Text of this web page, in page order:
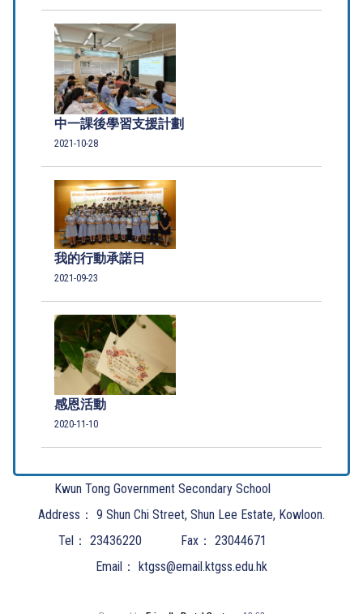
中一課後學習支援計劃
2021-10-28
我的行動承諾日
2021-09-23
感恩活動
2020-11-10
Kwun Tong Government Secondary School
Address： 9 Shun Chi Street, Shun Lee Estate, Kowloon.
Tel： 23436220 Fax： 23044671
Email：
ktgss@email.ktgss.edu.hk